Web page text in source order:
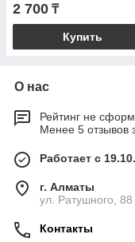
2 700 ₸
Купить
О нас
Рейтинг не
Менее 5 отзывов
Работает с
г. Алматы
ул. Ратушного,
Контакты